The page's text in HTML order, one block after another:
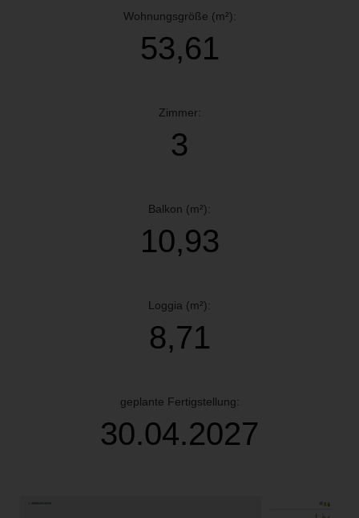
Wohnungsgröße (m²):
53,61
Zimmer:
3
Balkon (m²):
10,93
Loggia (m²):
8,71
geplante Fertigstellung:
30.04.2027